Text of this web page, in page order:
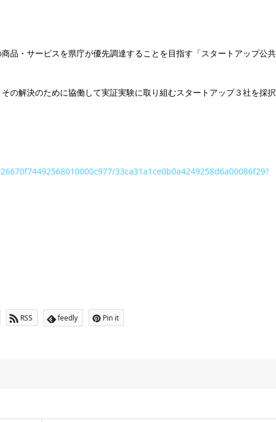
品・サービスを県庁が優先調達することを目指す「スタートアップ公
の解決のために協働して実証実験に取り組むスタートアップ３社を採
33ca31a1ce0b0a4249258d6a00086f29?
RSS feedly Pin it